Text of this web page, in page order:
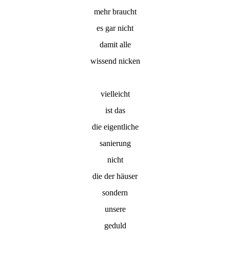
mehr braucht
es gar nicht
damit alle
wissend nicken
vielleicht
ist das
die eigentliche
sanierung
nicht
die der häuser
sondern
unsere
geduld